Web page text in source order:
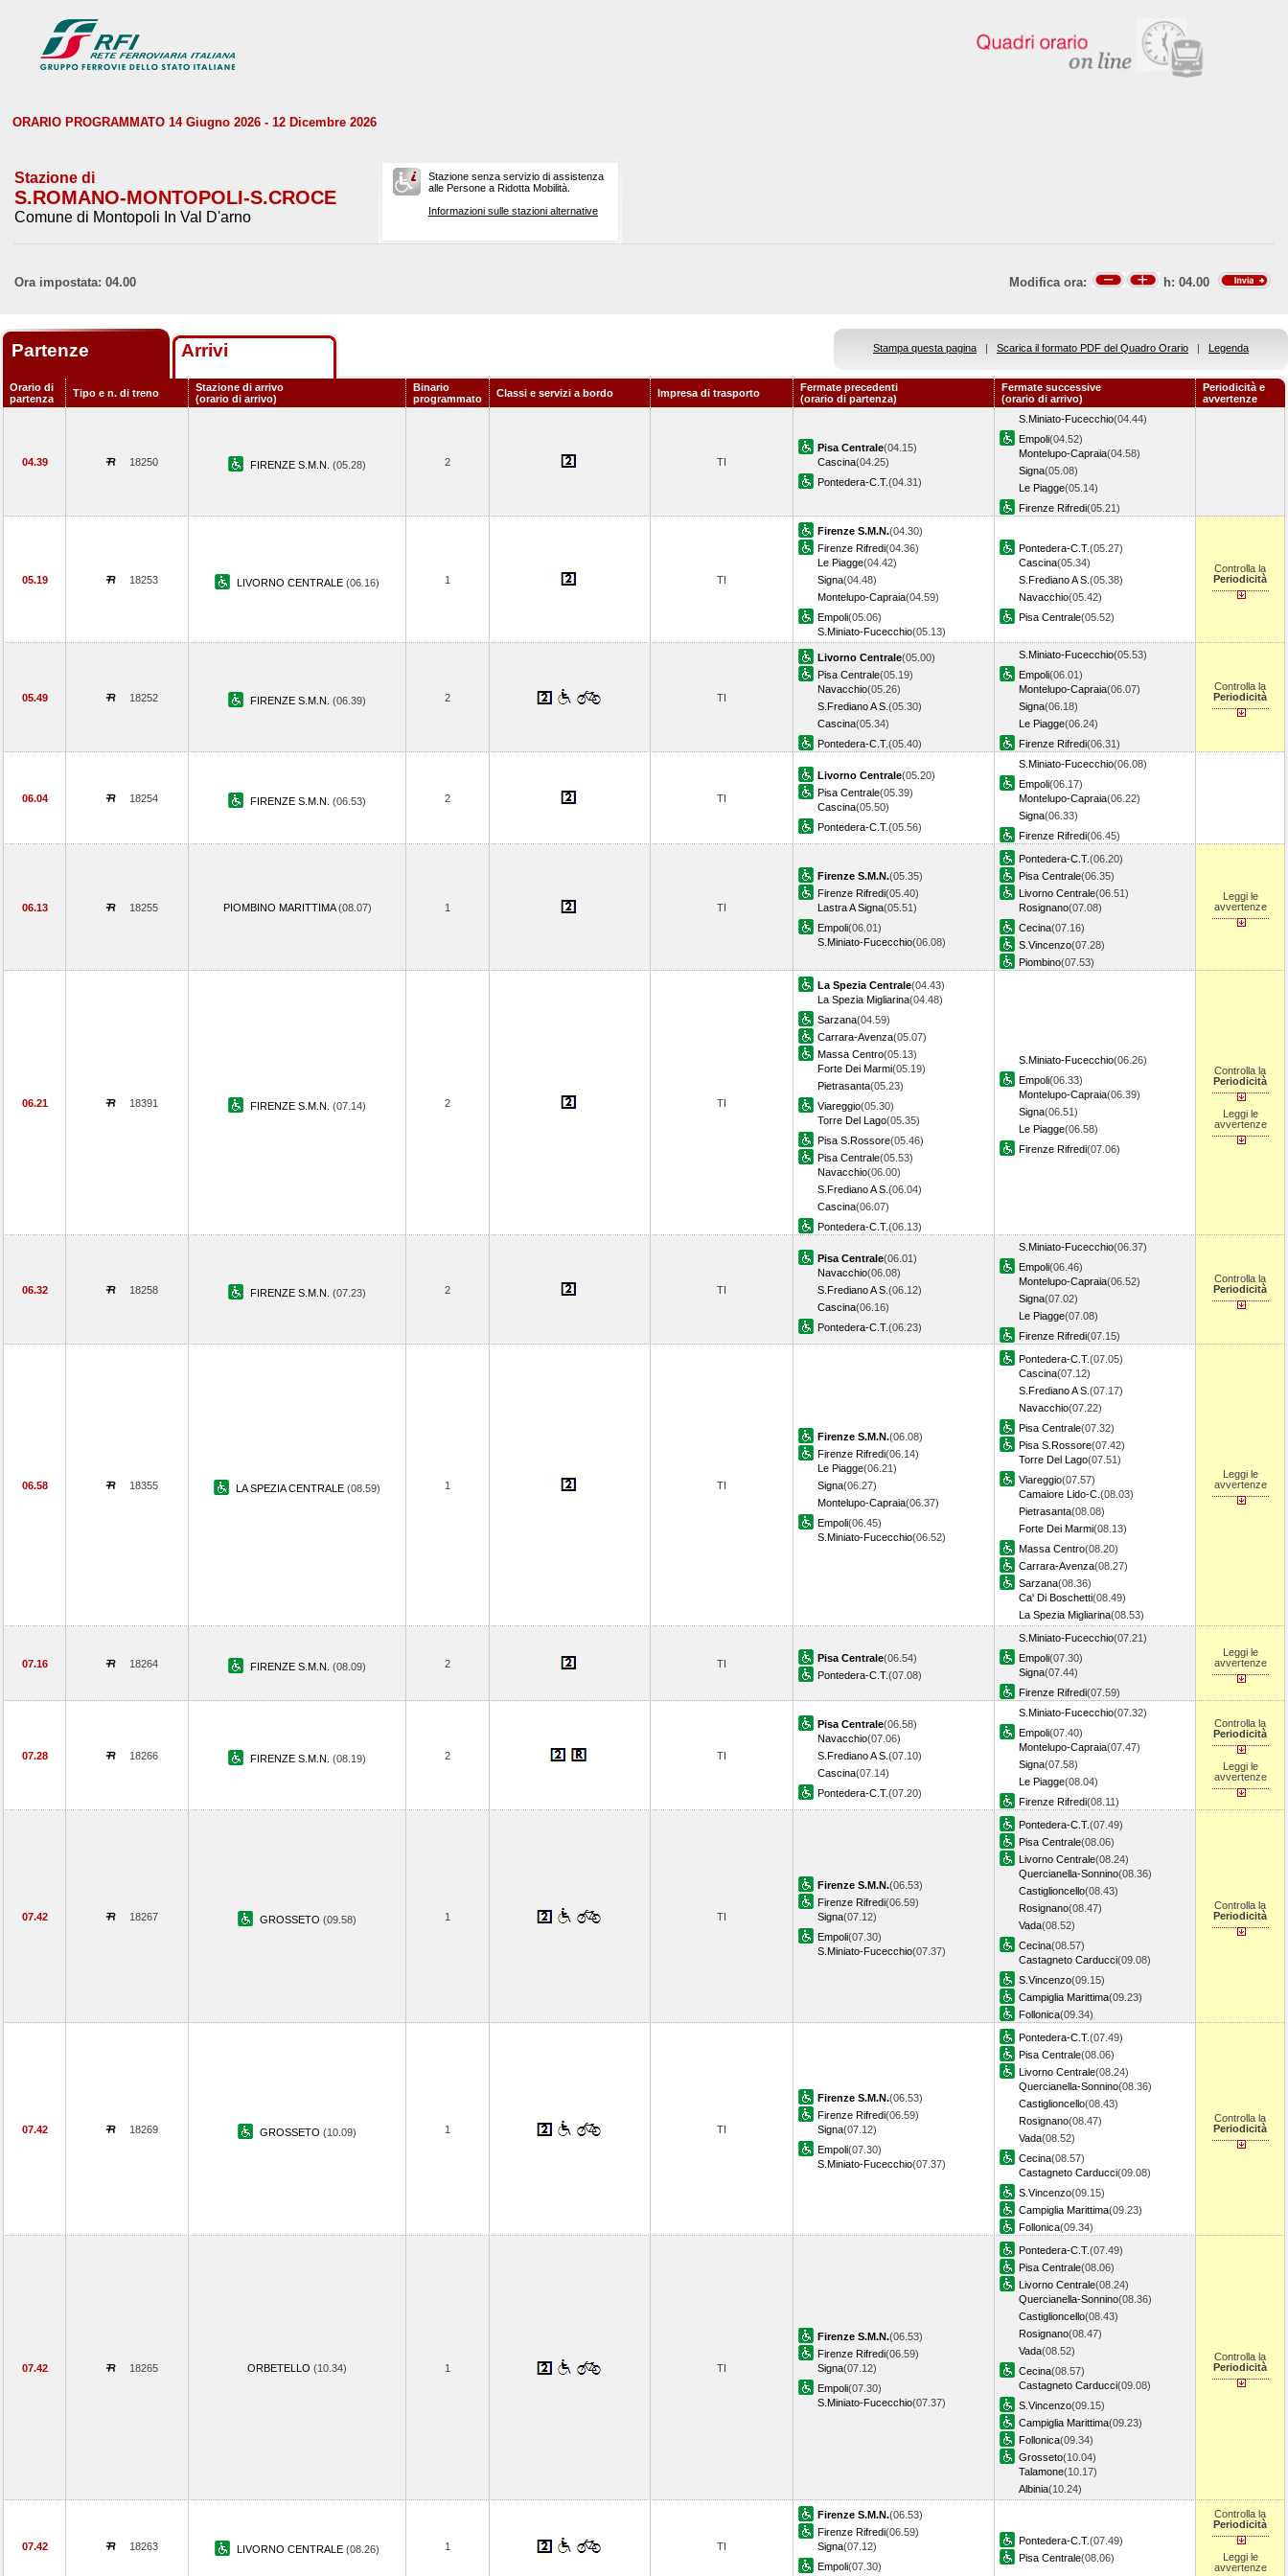
ORARIO PROGRAMMATO 14 Giugno 2026 - 12 Dicembre 2026
Stazione di
S.ROMANO-MONTOPOLI-S.CROCE
Comune di Montopoli In Val D'arno
Stazione senza servizio di assistenza
alle Persone a Ridotta Mobilità.
Informazioni sulle stazioni alternative
Ora impostata: 04.00 Modifica ora: h: 04.00
Partenze Arrivi Stampa questa pagina | Scarica il formato PDF del Quadro Orario | Legenda
Orario di
partenza
Tipo e n. di treno
Stazione di arrivo
(orario di arrivo)
Binario
programmato
Classi e servizi a bordo Impresa di trasporto
Fermate precedenti
(orario di partenza)
Fermate successive
(orario di arrivo)
Periodicità e
avvertenze
04.39 18250 FIRENZE S.M.N. (05.28) 2 TI
Pisa Centrale(04.15)
Cascina(04.25)
Pontedera-C.T.(04.31)
S.Miniato-Fucecchio(04.44)
Empoli(04.52)
Montelupo-Capraia(04.58)
Signa(05.08)
Le Piagge(05.14)
Firenze Rifredi(05.21)
05.19 18253 LIVORNO CENTRALE (06.16) 1 TI
Firenze S.M.N.(04.30)
Firenze Rifredi(04.36)
Le Piagge(04.42)
Signa(04.48)
Montelupo-Capraia(04.59)
Empoli(05.06)
S.Miniato-Fucecchio(05.13)
Pontedera-C.T.(05.27)
Cascina(05.34)
S.Frediano A S. (05.38)
Navacchio(05.42)
Pisa Centrale(05.52)
Controlla la
Periodicità
05.49 18252 FIRENZE S.M.N. (06.39) 2 TI
Livorno Centrale(05.00)
Pisa Centrale(05.19)
Navacchio(05.26)
S.Frediano A S. (05.30)
Cascina(05.34)
Pontedera-C.T.(05.40)
S.Miniato-Fucecchio(05.53)
Empoli(06.01)
Montelupo-Capraia(06.07)
Signa(06.18)
Le Piagge(06.24)
Firenze Rifredi(06.31)
Controlla la
Periodicità
06.04 18254 FIRENZE S.M.N. (06.53) 2 TI
Livorno Centrale(05.20)
Pisa Centrale(05.39)
Cascina(05.50)
Pontedera-C.T.(05.56)
S.Miniato-Fucecchio(06.08)
Empoli(06.17)
Montelupo-Capraia(06.22)
Signa(06.33)
Firenze Rifredi(06.45)
06.13 18255 PIOMBINO MARITTIMA(08.07) 1 TI
Firenze S.M.N.(05.35)
Firenze Rifredi(05.40)
Lastra A Signa(05.51)
Empoli(06.01)
S.Miniato-Fucecchio(06.08)
Pontedera-C.T.(06.20)
Pisa Centrale(06.35)
Livorno Centrale(06.51)
Rosignano(07.08)
Cecina(07.16)
S.Vincenzo(07.28)
Piombino(07.53)
Leggi le
avvertenze
06.21 18391 FIRENZE S.M.N. (07.14) 2 TI
La Spezia Centrale(04.43)
La Spezia Migliarina(04.48)
Sarzana(04.59)
Carrara-Avenza(05.07)
Massa Centro(05.13)
Forte Dei Marmi(05.19)
Pietrasanta(05.23)
Viareggio(05.30)
Torre Del Lago(05.35)
Pisa S.Rossore(05.46)
Pisa Centrale(05.53)
Navacchio(06.00)
S.Frediano A S. (06.04)
Cascina(06.07)
Pontedera-C.T.(06.13)
S.Miniato-Fucecchio(06.26)
Empoli(06.33)
Montelupo-Capraia(06.39)
Signa(06.51)
Le Piagge(06.58)
Firenze Rifredi(07.06)
Controlla la
Periodicità
Leggi le
avvertenze
06.32 18258 FIRENZE S.M.N. (07.23) 2 TI
Pisa Centrale(06.01)
Navacchio(06.08)
S.Frediano A S. (06.12)
Cascina(06.16)
Pontedera-C.T.(06.23)
S.Miniato-Fucecchio(06.37)
Empoli(06.46)
Montelupo-Capraia(06.52)
Signa(07.02)
Le Piagge(07.08)
Firenze Rifredi(07.15)
Controlla la
Periodicità
06.58 18355 LA SPEZIA CENTRALE (08.59) 1 TI
Firenze S.M.N.(06.08)
Firenze Rifredi(06.14)
Le Piagge(06.21)
Signa(06.27)
Montelupo-Capraia(06.37)
Empoli(06.45)
S.Miniato-Fucecchio(06.52)
Pontedera-C.T.(07.05)
Cascina(07.12)
S.Frediano A S. (07.17)
Navacchio(07.22)
Pisa Centrale(07.32)
Pisa S.Rossore(07.42)
Torre Del Lago(07.51)
Viareggio(07.57)
Camaiore Lido-C. (08.03)
Pietrasanta(08.08)
Forte Dei Marmi(08.13)
Massa Centro(08.20)
Carrara-Avenza(08.27)
Sarzana(08.36)
Ca' Di Boschetti(08.49)
La Spezia Migliarina(08.53)
Leggi le
avvertenze
07.16 18264 FIRENZE S.M.N. (08.09) 2 TI Pisa Centrale(06.54)
Pontedera-C.T.(07.08)
S.Miniato-Fucecchio(07.21)
Empoli(07.30)
Signa(07.44)
Firenze Rifredi(07.59)
Leggi le
avvertenze
07.28 18266 FIRENZE S.M.N. (08.19) 2 TI
Pisa Centrale(06.58)
Navacchio(07.06)
S.Frediano A S. (07.10)
Cascina(07.14)
Pontedera-C.T.(07.20)
S.Miniato-Fucecchio(07.32)
Empoli(07.40)
Montelupo-Capraia(07.47)
Signa(07.58)
Le Piagge(08.04)
Firenze Rifredi(08.11)
Controlla la
Periodicità
Leggi le
avvertenze
07.42 18267 GROSSETO (09.58) 1 TI
Firenze S.M.N.(06.53)
Firenze Rifredi(06.59)
Signa(07.12)
Empoli(07.30)
S.Miniato-Fucecchio(07.37)
Pontedera-C.T.(07.49)
Pisa Centrale(08.06)
Livorno Centrale(08.24)
Quercianella-Sonnino(08.36)
Castiglioncello(08.43)
Rosignano(08.47)
Vada(08.52)
Cecina(08.57)
Castagneto Carducci(09.08)
S.Vincenzo(09.15)
Campiglia Marittima(09.23)
Follonica(09.34)
Controlla la
Periodicità
07.42 18269 GROSSETO (10.09) 1 TI
Firenze S.M.N.(06.53)
Firenze Rifredi(06.59)
Signa(07.12)
Empoli(07.30)
S.Miniato-Fucecchio(07.37)
Pontedera-C.T.(07.49)
Pisa Centrale(08.06)
Livorno Centrale(08.24)
Quercianella-Sonnino(08.36)
Castiglioncello(08.43)
Rosignano(08.47)
Vada(08.52)
Cecina(08.57)
Castagneto Carducci(09.08)
S.Vincenzo(09.15)
Campiglia Marittima(09.23)
Follonica(09.34)
Controlla la
Periodicità
07.42 18265 ORBETELLO (10.34) 1 TI
Firenze S.M.N.(06.53)
Firenze Rifredi(06.59)
Signa(07.12)
Empoli(07.30)
S.Miniato-Fucecchio(07.37)
Pontedera-C.T.(07.49)
Pisa Centrale(08.06)
Livorno Centrale(08.24)
Quercianella-Sonnino(08.36)
Castiglioncello(08.43)
Rosignano(08.47)
Vada(08.52)
Cecina(08.57)
Castagneto Carducci(09.08)
S.Vincenzo(09.15)
Campiglia Marittima(09.23)
Follonica(09.34)
Grosseto(10.04)
Talamone(10.17)
Albinia(10.24)
Controlla la
Periodicità
07.42 18263 LIVORNO CENTRALE (08.26) 1 TI
Firenze S.M.N.(06.53)
Firenze Rifredi(06.59)
Signa(07.12)
Empoli(07.30)
Pontedera-C.T.(07.49)
Pisa Centrale(08.06)
Controlla la
Periodicità
Leggi le
avvertenze